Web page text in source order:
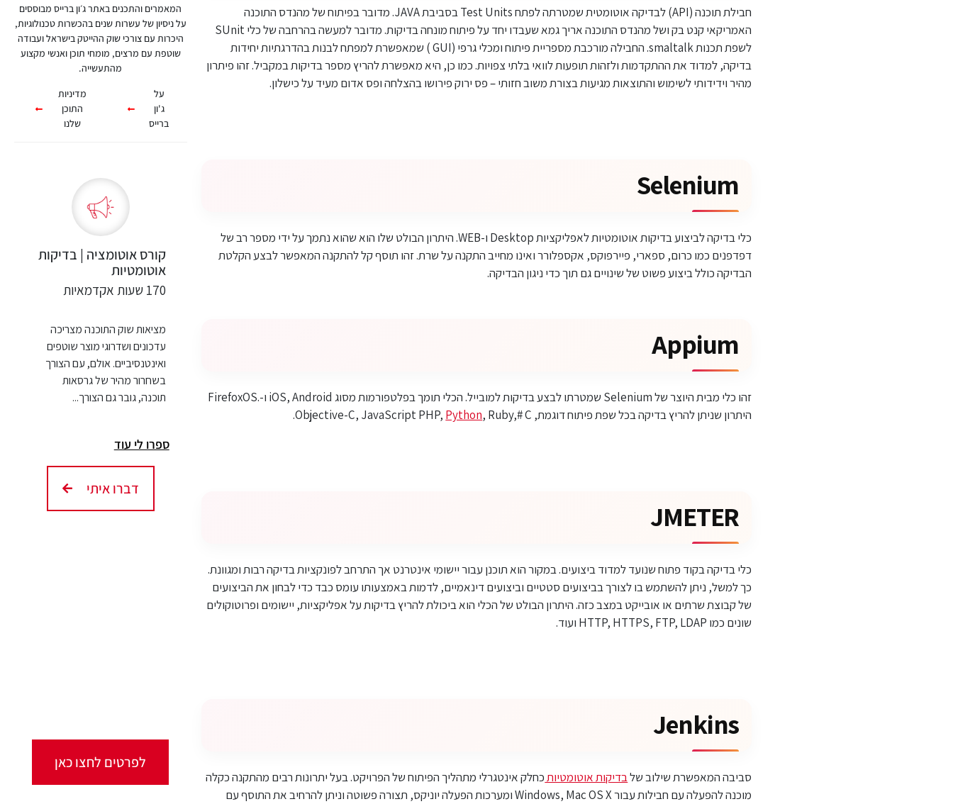
חבילת תוכנה (API) לבדיקה אוטומטית שמטרתה לפתח Test Units בסביבת JAVA. מדובר בפיתוח של מהנדס התוכנה
האמריקאי קנט בק ושל מהנדס התוכנה אריך גמא שעבדו יחד על פיתוח מונחה בדיקות. מדובר למעשה בהרחבה של כלי SUnit
לשפת תכנות smaltalk. החבילה מורכבת מספריית פיתוח ומכלי גרפי (GUI ) שמאפשרת למפתח לבנות בהדרגתיות יחידות
בדיקה, למדוד את ההתקדמות ולזהות תופעות לוואי בלתי צפויות. כמו כן, היא מאפשרת להריץ מספר בדיקות במקביל. זהו פיתרון
מהיר וידידותי לשימוש והתוצאות מגיעות בצורת משוב חזותי – פס ירוק פירושו בהצלחה ופס אדום מעיד על כישלון.
Selenium
כלי בדיקה לביצוע בדיקות אוטומטיות לאפליקציות Desktop ו-WEB. היתרון הבולט שלו הוא שהוא נתמך על ידי מספר רב של
דפדפנים כמו כרום, ספארי, פיירפוקס, אקספלורר ואינו מחייב התקנה על שרת. זהו תוסף קל להתקנה המאפשר לבצע הקלטת
הבדיקה כולל ביצוע פשוט של שינויים גם תוך כדי ניגון הבדיקה.
Appium
זהו כלי מבית היוצר של Selenium שמטרתו לבצע בדיקות למובייל. הכלי תומך בפלטפורמות מסוג iOS, Android ו-.FirefoxOS
היתרון שניתן להריץ בדיקה בכל שפת פיתוח דוגמת, Objective-C, JavaScript PHP,
Python, Ruby,# C.
JMETER
כלי בדיקה בקוד פתוח שנועד למדוד ביצועים. במקור הוא תוכנן עבור יישומי אינטרנט אך התרחב לפונקציות בדיקה רבות ומגוונת.
כך למשל, ניתן להשתמש בו לצורך בביצועים סטטיים וביצועים דינאמיים, לדמות באמצעותו עומס כבד כדי לבחון את הביצועים
של קבוצת שרתים או אובייקט במצב כזה. היתרון הבולט של הכלי הוא ביכולת להריץ בדיקות על אפליקציות, יישומים ופרוטוקולים
שונים כמו HTTP, HTTPS, FTP, LDAP ועוד.
Jenkins
סביבה המאפשרת שילוב שלבדיקות אוטומטיותכחלק אינטגרלי מתהליך הפיתוח של הפרויקט. בעל יתרונות רבים מהתקנה כקלה
מוכנה להפעלה עם חבילות עבור Windows, Mac OS X ומערכות הפעלה יוניקס, תצורה פשוטה וניתן להרחיב את התוסף עם
המאמרים והתכנים באתר ג׳ון ברייס מבוססים
על ניסיון של עשרות שנים בהכשרות טכנולוגיות,
היכרות עם צורכי שוק ההייטק בישראל ועבודה
שוטפת עם מרצים, מומחי תוכן ואנשי מקצוע
מהתעשייה.
על
ג'ון
ברייס
מדיניות
התוכן
שלנו
קורס אוטומציה | בדיקות
אוטומטיות
170 שעות אקדמאיות
מציאות שוק התוכנה מצריכה
עדכונים ושדרוגי מוצר שוטפים
ואינטנסיביים. אולם, עם הצורך
בשחרור מהיר של גרסאות
תוכנה, גובר גם הצורך...
ספרו לי עוד
דברו איתי
לפרטים לחצו כאן